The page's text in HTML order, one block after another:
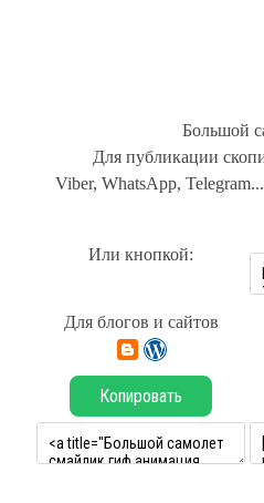
Большой
Для публикации
Viber, WhatsApp,
Или кнопкой:
Для блогов и сайтов
Копировать